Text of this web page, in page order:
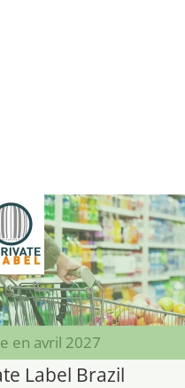
en avril 2027
Label Brazil